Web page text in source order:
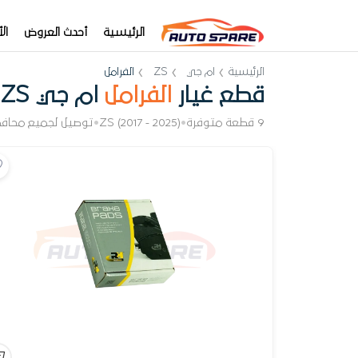
الرئيسية أحدث العروض
الرئيسية ام جي ZS الفرامل
قطع غيار الفرامل ام جي ZS
9 قطعة متوفرة •
ZS (2017 - 2025)
•توصيل لجميع